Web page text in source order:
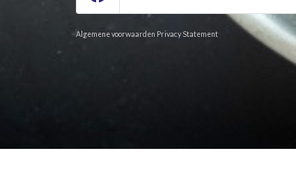
Algemene voorwaarden Privacy Statement